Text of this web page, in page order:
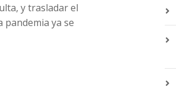
y trasladar el
ya se